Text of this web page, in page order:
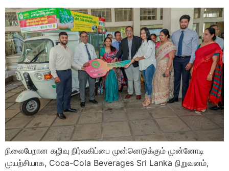
நிலைபேறான கழிவு நிர்வகிப்பை முன்னெடுக்கும் முன்னோடி
முயற்சியாக, Coca-Cola Beverages Sri Lanka நிறுவனம்,